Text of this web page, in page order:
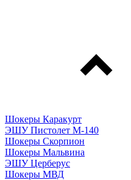
Шокеры Каракурт
ЭШУ Пистолет М-140
Шокеры Скорпион
Шокеры Мальвина
ЭШУ Церберус
Шокеры МВД